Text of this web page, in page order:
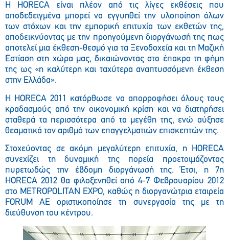
Η HORECA είναι πλέον από τις λίγες εκθέσεις που
αποδεδειγμένα μπορεί να εγγυηθεί την υλοποίηση όλων
των στόχων και την εμπορική επιτυχία των εκθετών της,
αποδεικνύοντας με την προηγούμενη διοργάνωσή της πως
αποτελεί μια έκθεση-θεσμό για τα Ξενοδοχεία και τη Μαζική
Εστίαση στη χώρα μας, δικαιώνοντας στο έπακρο τη φήμη
της ως «η καλύτερη και ταχύτερα αναπτυσσόμενη έκθεση
στην Ελλάδα».
Η HORECA 2011 κατόρθωσε να απορροφήσει όλους τους
κραδασμούς από την οικονομική κρίση και να διατηρήσει
σταθερά τα περισσότερα από τα μεγέθη της, ενώ αύξησε
θεαματικά τον αριθμό των επαγγελματιών επισκεπτών της.
Στοχεύοντας σε ακόμη μεγαλύτερη επιτυχία, η HORECA
συνεχίζει τη δυναμική της πορεία προετοιμάζοντας
πυρετωδώς την έβδομη διοργάνωσή της. Έτσι, η 7η
HORECA 2012 θα φιλοξενηθεί από 4-7 Φεβρουαρίου 2012
στο METROPOLITAN EXPO, καθώς η διοργανώτρια εταιρεία
FORUM AE οριστικοποίησε τη συνεργασία της με τη
διεύθυνση του κέντρου.